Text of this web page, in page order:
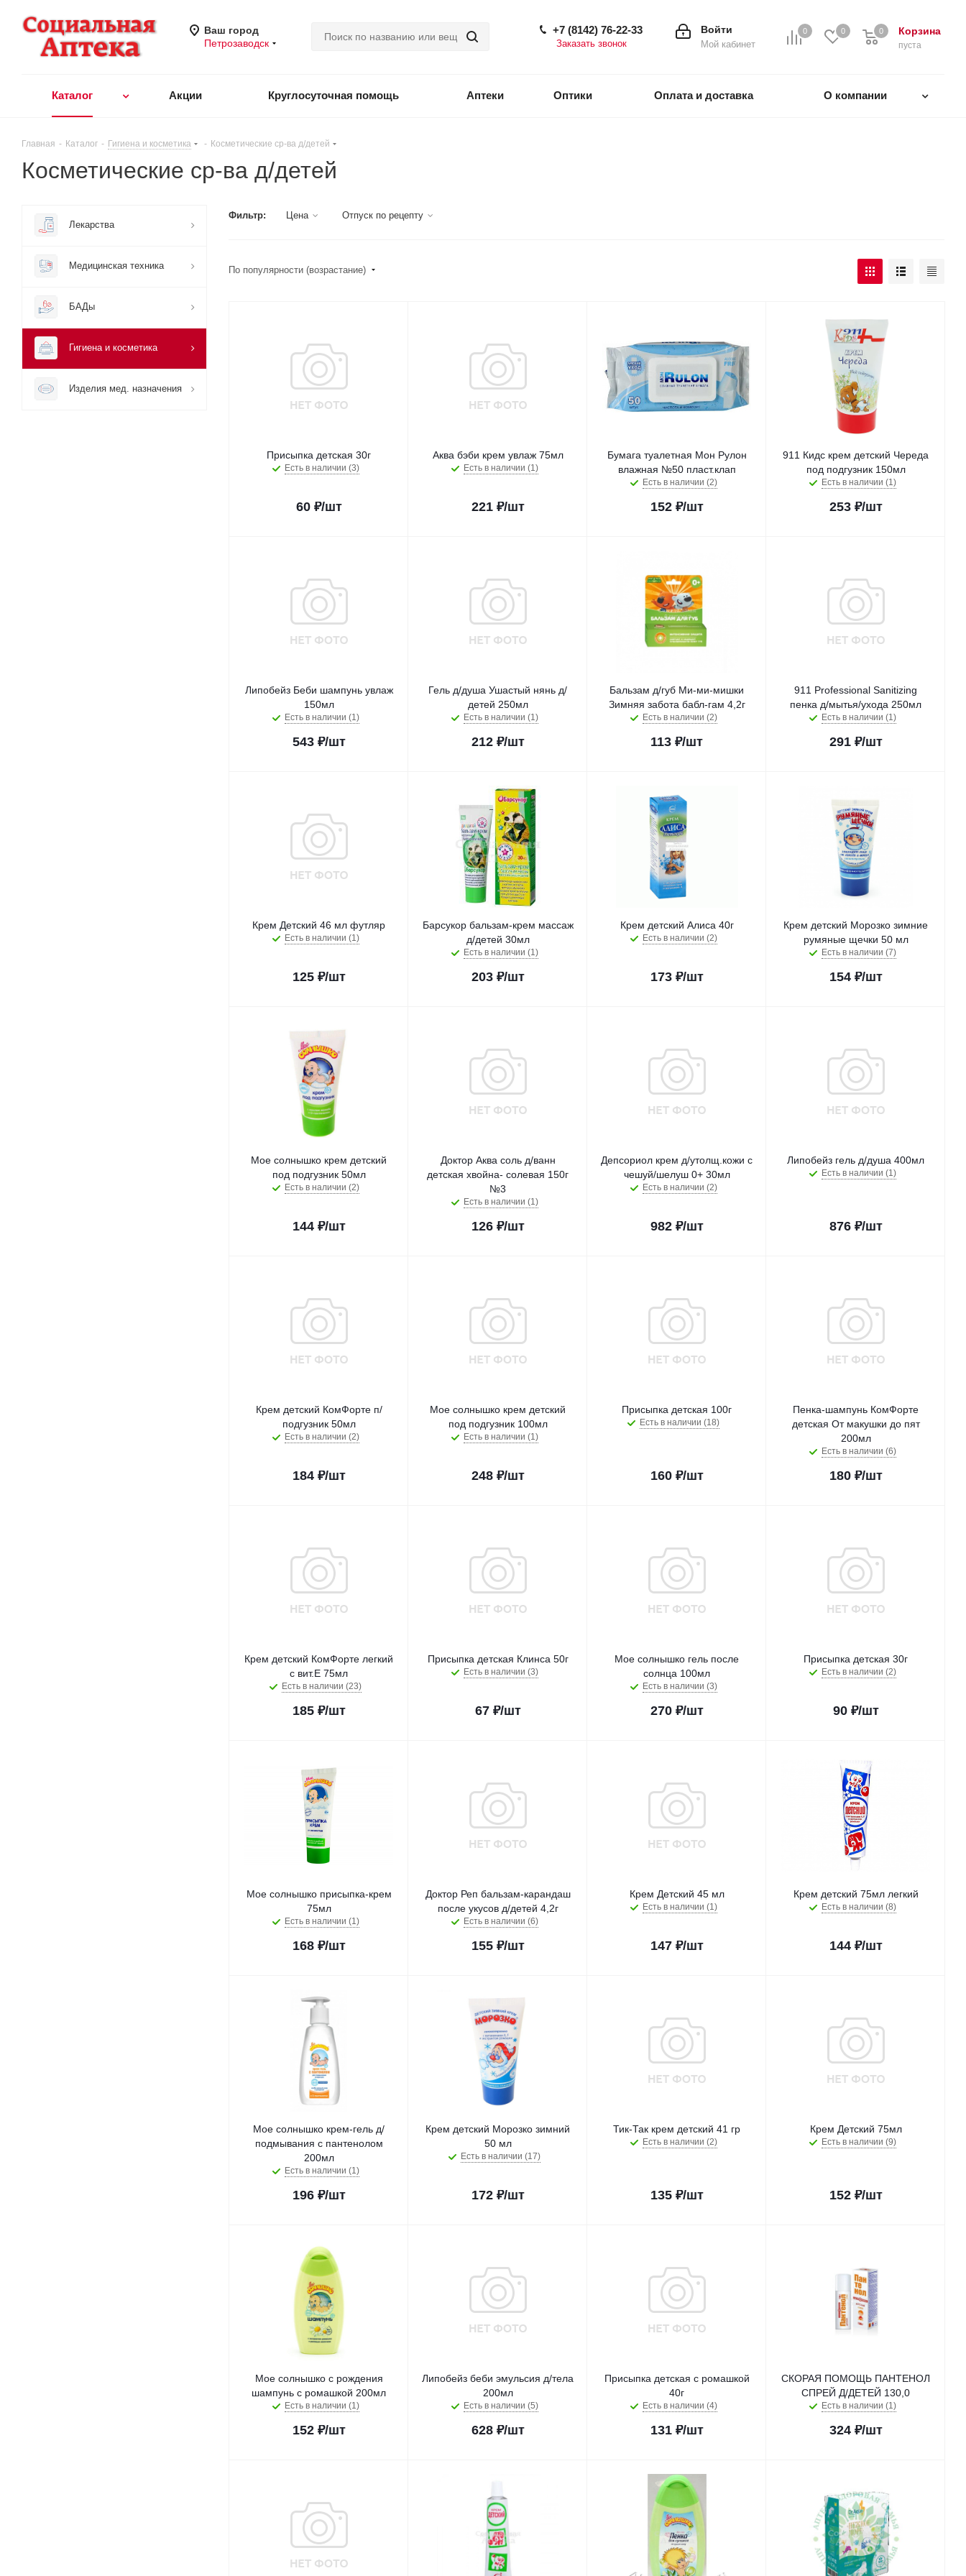
Ваш город
Петрозаводск
0 0 Корзина
0
пуста
0
Войти
Мой кабинет
+7 (8142) 76-22-33
Заказать звонок
Каталог Акции Круглосуточная помощь Аптеки Оптики Оплата и доставка О компании
Главная - Каталог - Гигиена и косметика - Косметические ср-ва д/детей
Косметические ср-ва д/детей
Фильтр: Цена Отпуск по рецепту
По популярности (возрастание)
Присыпка детская 30г
Есть в наличии (3)
60₽/шт
Аква бэби крем увлаж 75мл
Есть в наличии (1)
221₽/шт
Бумага туалетная Мон Рулон
влажная №50 пласт.клап
Есть в наличии (2)
152₽/шт
911 Кидс крем детский Череда
под подгузник 150мл
Есть в наличии (1)
253₽/шт
Липобейз Беби шампунь увлаж
150мл
Есть в наличии (1)
543₽/шт
Гель д/душа Ушастый нянь д/
детей 250мл
Есть в наличии (1)
212₽/шт
Бальзам д/губ Ми-ми-мишки
Зимняя забота бабл-гам 4,2г
Есть в наличии (2)
113 ₽/шт
911 Professional Sanitizing
пенка д/мытья/ухода 250мл
Есть в наличии (1)
291₽/шт
Крем Детский 46 мл футляр
Есть в наличии (1)
125₽/шт
Барсукор бальзам-крем массаж
д/детей 30мл
Есть в наличии (1)
203₽/шт
Крем детский Алиса 40г
Есть в наличии (2)
173₽/шт
Крем детский Морозко зимние
румяные щечки 50 мл
Есть в наличии (7)
154₽/шт
Мое солнышко крем детский
под подгузник 50мл
Есть в наличии (2)
144₽/шт
Доктор Аква соль д/ванн
детская хвойна- солевая 150г
№3
Есть в наличии (1)
126₽/шт
Депсориол крем д/утолщ.кожи с
чешуй/шелуш 0+ 30мл
Есть в наличии (2)
982₽/шт
Липобейз гель д/душа 400мл
Есть в наличии (1)
876₽/шт
Крем детский КомФорте п/
подгузник 50мл
Есть в наличии (2)
184₽/шт
Мое солнышко крем детский
под подгузник 100мл
Есть в наличии (1)
248₽/шт
Присыпка детская 100г
Есть в наличии (18)
160₽/шт
Пенка-шампунь КомФорте
детская От макушки до пят
200мл
Есть в наличии (6)
180₽/шт
Крем детский КомФорте легкий
с вит.Е 75мл
Есть в наличии (23)
185₽/шт
Присыпка детская Клинса 50г
Есть в наличии (3)
67₽/шт
Мое солнышко гель после
солнца 100мл
Есть в наличии (3)
270₽/шт
Присыпка детская 30г
Есть в наличии (2)
90₽/шт
Мое солнышко присыпка-крем
75мл
Есть в наличии (1)
168₽/шт
Доктор Реп бальзам-карандаш
после укусов д/детей 4,2г
Есть в наличии (6)
155₽/шт
Крем Детский 45 мл
Есть в наличии (1)
147₽/шт
Крем детский 75мл легкий
Есть в наличии (8)
144₽/шт
Мое солнышко крем-гель д/
подмывания с пантенолом
200мл
Есть в наличии (1)
196₽/шт
Крем детский Морозко зимний
50 мл
Есть в наличии (17)
172₽/шт
Тик-Так крем детский 41 гр
Есть в наличии (2)
135₽/шт
Крем Детский 75мл
Есть в наличии (9)
152₽/шт
Мое солнышко с рождения
шампунь с ромашкой 200мл
Есть в наличии (1)
152₽/шт
Липобейз беби эмульсия д/тела
200мл
Есть в наличии (5)
628₽/шт
Присыпка детская с ромашкой
40г
Есть в наличии (4)
131₽/шт
СКОРАЯ ПОМОЩЬ ПАНТЕНОЛ
СПРЕЙ Д/ДЕТЕЙ 130,0
Есть в наличии (1)
324₽/шт
Лекарства
Медицинская техника
БАДы
Гигиена и косметика
Изделия мед. назначения